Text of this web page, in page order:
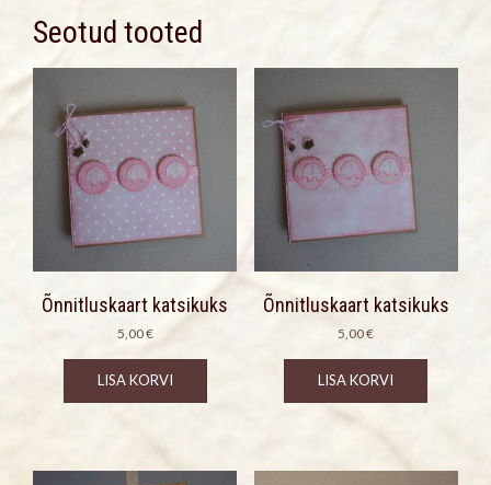
Seotud tooted
Õnnitluskaart katsikuks
5,00€
LISA KORVI
Õnnitluskaart katsikuks
5,00€
LISA KORVI